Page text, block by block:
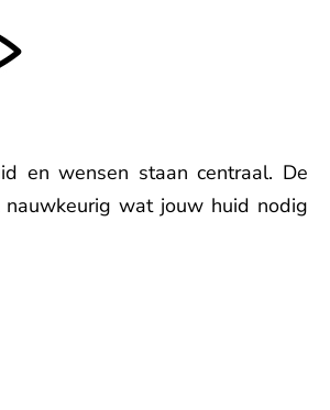
en wensen staan centraal. De
wat jouw huid nodig